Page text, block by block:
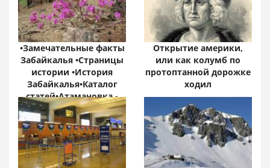
•Замечательные факты
Забайкалья •Страницы
истории •История
Забайкалья•Каталог
статей•Атамановка -
Онлайн•
Забайкальский край:
цифры и факты
Открытие америки,
или как колумб по
протоптанной дорожке
ходил